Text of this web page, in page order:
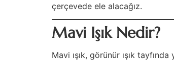
çerçevede ele alacağız.
Mavi Işık Nedir?
Mavi ışık, görünür ışık